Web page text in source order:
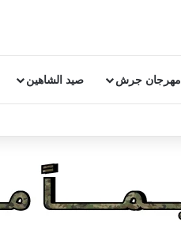
مهرجان جرش صيد الشاهين